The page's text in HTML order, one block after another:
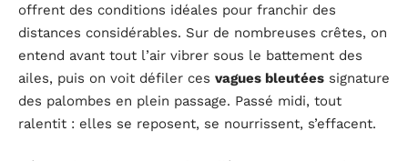
offrent des conditions idéales pour franchir des
distances considérables. Sur de nombreuses crêtes, on
entend avant tout l’air vibrer sous le battement des
ailes, puis on voit défiler ces vagues bleutées signature
des palombes en plein passage. Passé midi, tout
ralentit : elles se reposent, se nourrissent, s’effacent.